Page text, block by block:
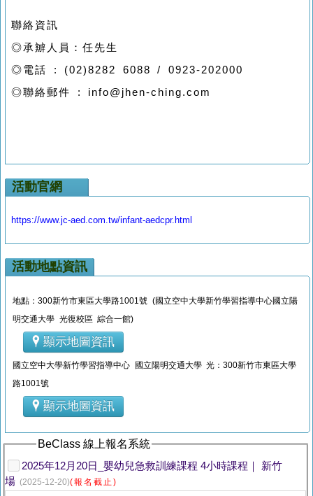
聯絡資訊
◎承辧人員：任先生
◎電話 : (02)8282 6088 / 0923-202000
◎聯絡郵件 : info@jhen-ching.com
活動官網
https://www.jc-aed.com.tw/infant-aedcpr.html
活動地點資訊
地點：300新竹市東區大學路1001號 (國立空中大學新竹學習指導中心國立陽
明交通大學 光復校區 綜合一館)
顯示地圖資訊
國立空中大學新竹學習指導中心 國立陽明交通大學 光：300新竹市東區大學
路1001號
顯示地圖資訊
BeClass 線上報名系統
2025年12月20日_嬰幼兒急救訓練課程 4小時課程｜ 新竹
場 (2025-12-20)(報名截止)